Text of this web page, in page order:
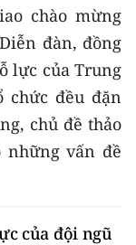
chào mừng
đàn, đồng
lực của Trung
đều đặn
chủ đề thảo
những vấn đề
của đội ngũ